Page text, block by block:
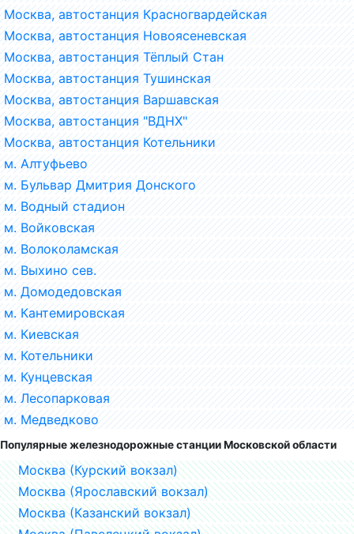
Москва, автостанция Красногвардейская
Москва, автостанция Новоясеневская
Москва, автостанция Тёплый Стан
Москва, автостанция Тушинская
Москва, автостанция Варшавская
Москва, автостанция "ВДНХ"
Москва, автостанция Котельники
м. Алтуфьево
м. Бульвар Дмитрия Донского
м. Водный стадион
м. Войковская
м. Волоколамская
м. Выхино сев.
м. Домодедовская
м. Кантемировская
м. Киевская
м. Котельники
м. Кунцевская
м. Лесопарковая
м. Медведково
Популярные железнодорожные станции Московской области
Москва (Курский вокзал)
Москва (Ярославский вокзал)
Москва (Казанский вокзал)